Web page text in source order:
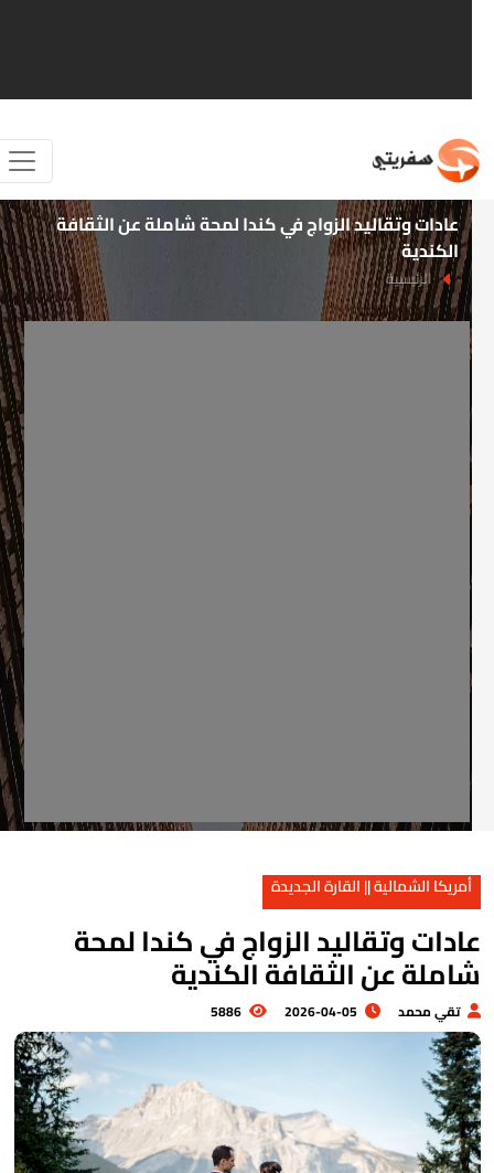
عادات وتقاليد الزواج في كندا لمحة شاملة عن الثقافة
الكندية
الرئيسية
أمريكا الشمالية || القارة الجديدة
وتقاليد الزواج في كندا لمحة
عن الثقافة الكندية
تقي محمد 2026-04-05
5886